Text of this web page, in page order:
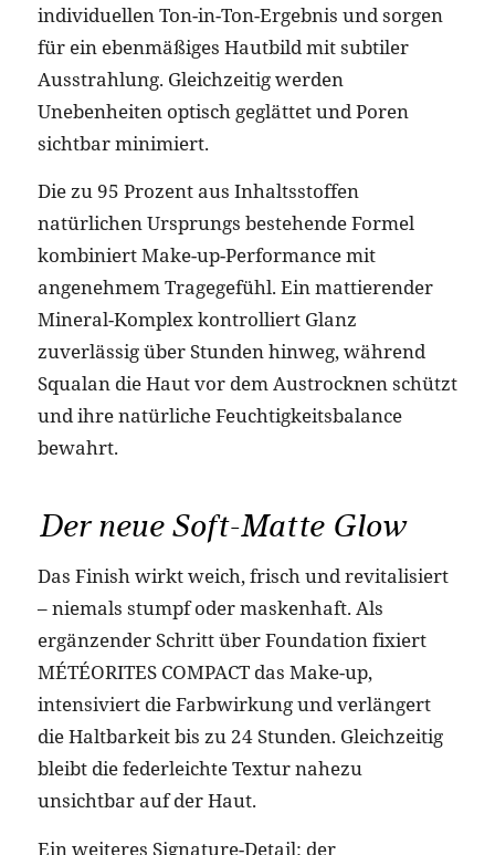
individuellen Ton-in-Ton-Ergebnis und sorgen
für ein ebenmäßiges Hautbild mit subtiler
Ausstrahlung. Gleichzeitig werden
Unebenheiten optisch geglättet und Poren
sichtbar minimiert.
Die zu 95 Prozent aus Inhaltsstoffen
natürlichen Ursprungs bestehende Formel
kombiniert Make-up-Performance mit
angenehmem Tragegefühl. Ein mattierender
Mineral-Komplex kontrolliert Glanz
zuverlässig über Stunden hinweg, während
Squalan die Haut vor dem Austrocknen schützt
und ihre natürliche Feuchtigkeitsbalance
bewahrt.
Der neue Soft-Matte Glow
Das Finish wirkt weich, frisch und revitalisiert
– niemals stumpf oder maskenhaft. Als
ergänzender Schritt über Foundation fixiert
MÉTÉORITES COMPACT das Make-up,
intensiviert die Farbwirkung und verlängert
die Haltbarkeit bis zu 24 Stunden. Gleichzeitig
bleibt die federleichte Textur nahezu
unsichtbar auf der Haut.
Ein weiteres Signature-Detail: der